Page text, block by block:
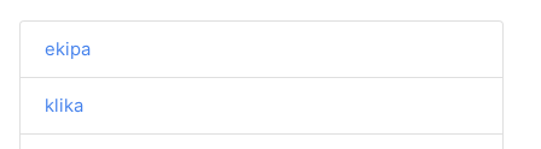
ekipa
klika